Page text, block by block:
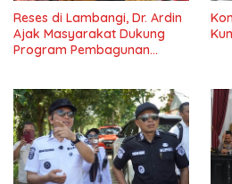
Reses di Lambangi, Dr. Ardin
Ajak Masyarakat Dukung
Program Pembagunan